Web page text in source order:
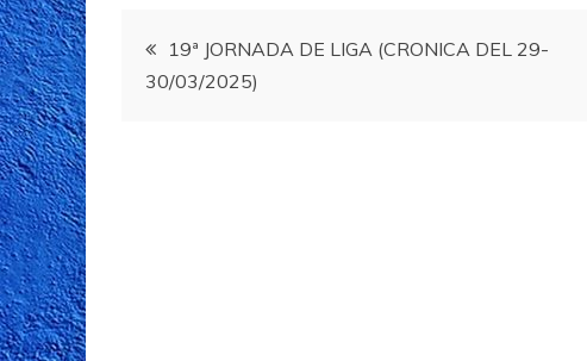
Navegación
de
19ª JORNADA DE LIGA (CRONICA DEL 29-
30/03/2025)